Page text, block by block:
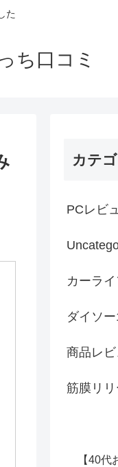
た
ち口コミ
カテ
PCレビ
カーラ
ダイソ
商品レ
筋膜リ
【40